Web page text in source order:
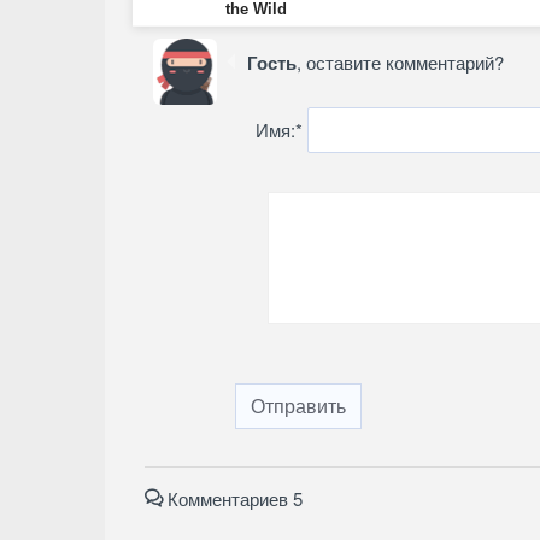
the Wild
Гость, оставите комментарий?
Имя:*
Отправить
Комментариев 5